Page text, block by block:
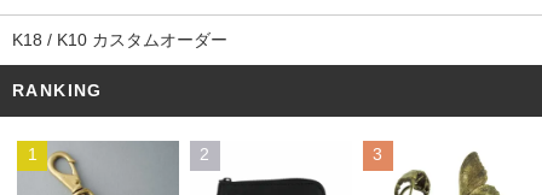
K18 / K10 カスタムオーダー
RANKING
1 2 3